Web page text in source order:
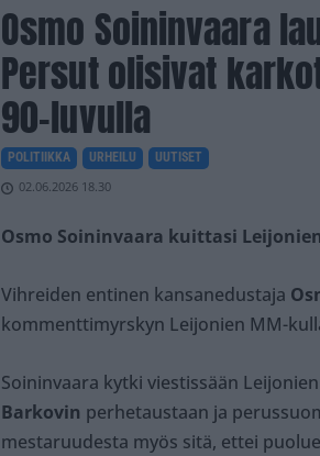
Osmo Soininvaara
Persut olisivat
90-luvulla
POLITIIKKA URHEILU UUTISET
02.06.2026 18.30
Osmo Soininvaara kuittasi
Vihreiden entinen kansanedustaja
kommenttimyrskyn Leijonien MM-
Soininvaara kytki viestissään
Barkovin perhetaustaan ja
mestaruudesta myös sitä, ettei